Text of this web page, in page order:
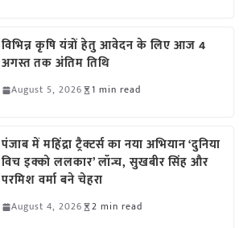
विभिन्न कृषि यंत्रों हेतु आवेदन के लिए आज 4
अगस्त तक अंतिम तिथि
August 5, 2026 1 min read
पंजाब में महिंद्रा ट्रैक्टर्स का नया अभियान ‘दुनिया
विच इक्को ललकार’ लॉन्च, सुखबीर सिंह और
परमिश वर्मा बने चेहरा
August 4, 2026 2 min read